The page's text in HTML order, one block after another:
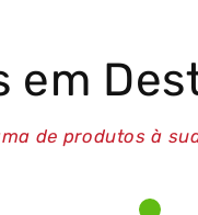
em
de produtos à